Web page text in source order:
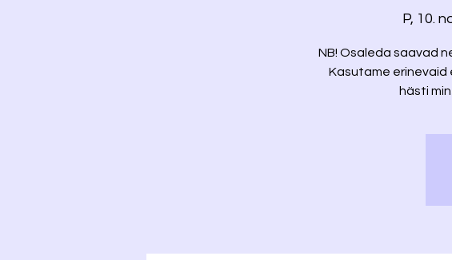
P, 10.
NB! Osaleda saavad
Kasutame
hästi